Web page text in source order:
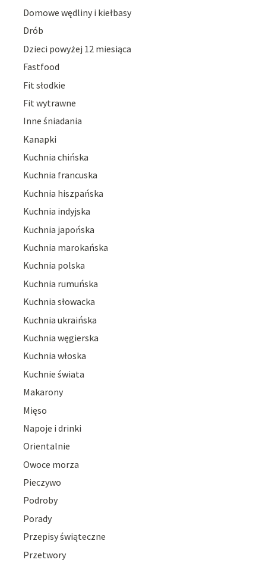
Domowe wędliny i kiełbasy
Drób
Dzieci powyżej 12 miesiąca
Fastfood
Fit słodkie
Fit wytrawne
Inne śniadania
Kanapki
Kuchnia chińska
Kuchnia francuska
Kuchnia hiszpańska
Kuchnia indyjska
Kuchnia japońska
Kuchnia marokańska
Kuchnia polska
Kuchnia rumuńska
Kuchnia słowacka
Kuchnia ukraińska
Kuchnia węgierska
Kuchnia włoska
Kuchnie świata
Makarony
Mięso
Napoje i drinki
Orientalnie
Owoce morza
Pieczywo
Podroby
Porady
Przepisy świąteczne
Przetwory